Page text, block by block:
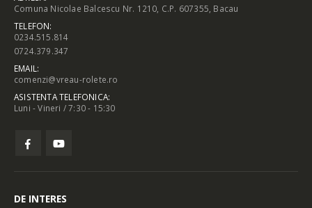
Comuna Nicolae Balcescu Nr. 1210, C.P. 607355, Bacau
TELEFON:
0234.515.814
0724.379.347
EMAIL:
comenzi@vreau-rolete.ro
ASISTENTA TELEFONICA:
Luni - Vineri / 7:30 - 15:30
DE INTERES